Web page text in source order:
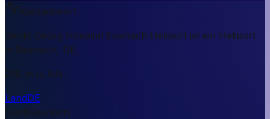
Kurzantwort
Sankt Georg Hospital Eisenach Heliport ist ein Heliport
in Eisenach, DE.
230 m ü. NN.
LandDE
StadtEisenach